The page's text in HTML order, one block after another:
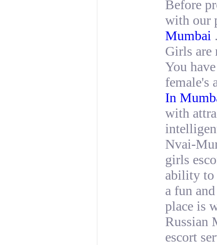
Before
with our
Mumbai
Girls are
You
female's
In
with
Nvai-
girls
ability to
a fun
place is
Russian
escort